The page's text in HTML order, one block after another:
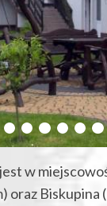
w
oraz